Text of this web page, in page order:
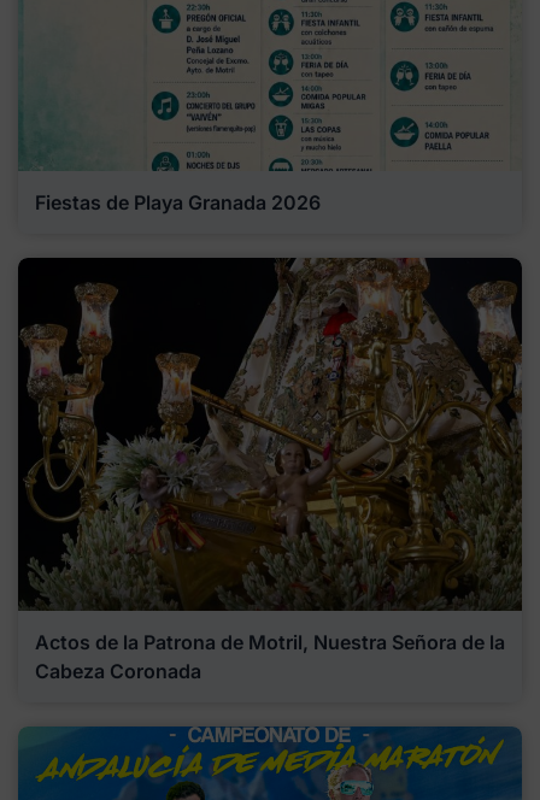
Fiestas de Playa Granada 2026
Actos de la Patrona de Motril, Nuestra Señora de la
Cabeza Coronada